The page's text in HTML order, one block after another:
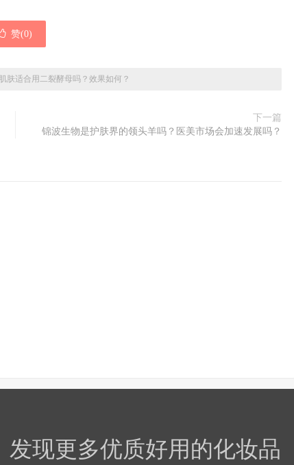
赞(0)
肤适合用二裂酵母吗？效果如何？
下一篇
锦波生物是护肤界的领头羊吗？医美市场会加速发展吗？
发现更多优质好用的化妆品